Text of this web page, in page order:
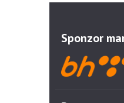
Sponzor